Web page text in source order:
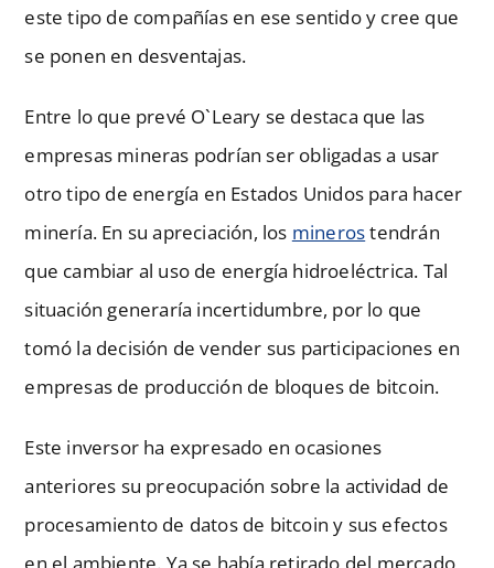
este tipo de compañías en ese sentido y cree que
se ponen en desventajas.
Entre lo que prevé O`Leary se destaca que las
empresas mineras podrían ser obligadas a usar
otro tipo de energía en Estados Unidos para hacer
minería. En su apreciación, los minerostendrán
que cambiar al uso de energía hidroeléctrica. Tal
situación generaría incertidumbre, por lo que
tomó la decisión de vender sus participaciones en
empresas de producción de bloques de bitcoin.
Este inversor ha expresado en ocasiones
anteriores su preocupación sobre la actividad de
procesamiento de datos de bitcoin y sus efectos